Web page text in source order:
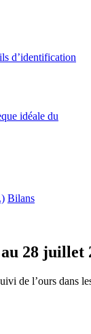
d’identification
idéale du
Bilans
28 juillet
de l’ours dans